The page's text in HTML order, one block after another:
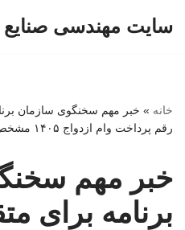
سایت مهندسی صنایع
خانه » خبر مهم سخنگوی سازمان
رقم پرداخت وام ازدواج ۱۴۰۵ مشخص شد
خبر مهم
برنامه برای